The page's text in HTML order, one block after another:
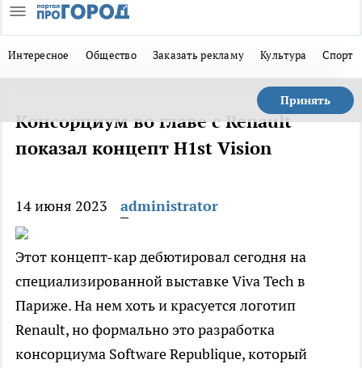
Интересное Общество Заказать рекламу Культура Спорт
Принять
Консорциум во главе с Renault
показал концепт H1st Vision
14 июня 2023 administrator
Этот концепт-кар дебютировал сегодня на
специализированной выставке Viva Tech в
Париже. На нем хоть и красуется логотип
Renault, но формально это разработка
консорциума Software Republique, который